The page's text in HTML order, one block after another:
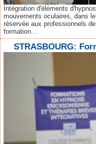
Intégration d'éléments
mouvements oculaires, dans
réservée aux professionnels
formation...
STRASBOURG: